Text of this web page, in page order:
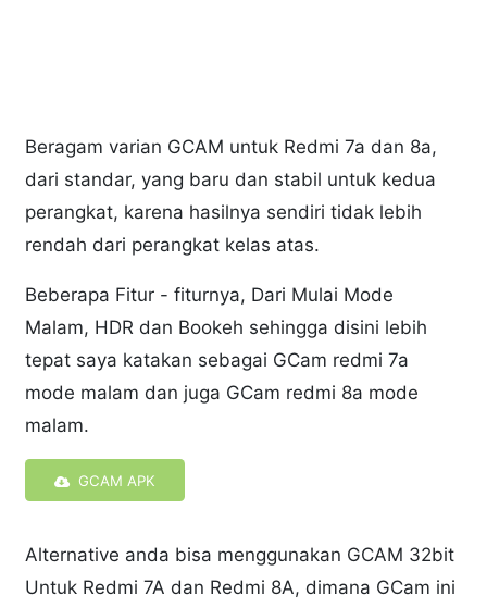
Beragam varian GCAM untuk Redmi 7a dan 8a,
dari standar, yang baru dan stabil untuk kedua
perangkat, karena hasilnya sendiri tidak lebih
rendah dari perangkat kelas atas.
Beberapa Fitur - fiturnya, Dari Mulai Mode
Malam, HDR dan Bookeh sehingga disini lebih
tepat saya katakan sebagai GCam redmi 7a
mode malam dan juga GCam redmi 8a mode
malam.
GCAM APK
Alternative anda bisa menggunakan GCAM 32bit
Untuk Redmi 7A dan Redmi 8A, dimana GCam ini